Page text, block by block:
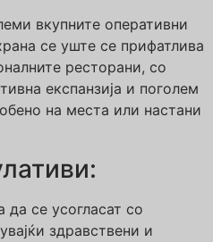
вкупните оперативни
се уште се прифатлива
ресторани, со
експанзија и поголем
на места или настани
се усогласат со
здравствени и